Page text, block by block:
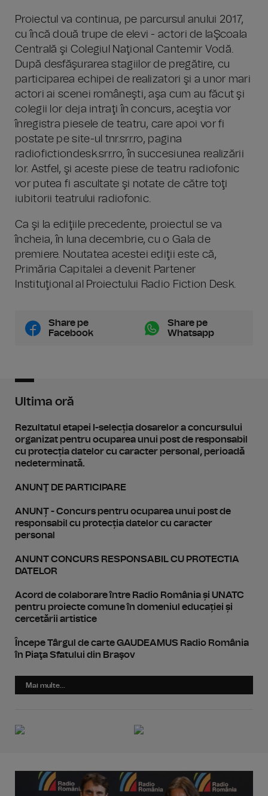
Proiectul va continua, pe parcursul anului 2017,
cu încă două trupe de elevi - actori de laŞcoala
Centrală şi Colegiul Naţional Cantemir Vodă.
După desfăşurarea stagiilor de pregătire, cu
participarea echipei de realizatori şi a unor mari
actori ai scenei româneşti, aşa cum au făcut şi
colegii lor deja intraţi în concurs, aceştia vor
înregistra piesele de teatru, care apoi vor fi
postate pe site-ul tnr.srr.ro, pagina
radiofictiondesk.srr.ro, în succesiunea realizării
lor. Astfel, şi aceste piese de teatru radiofonic
vor putea fi ascultate şi notate de către toţi
iubitorii teatrului radiofonic.
Ca şi la ediţiile precedente, proiectul se va
încheia, în luna decembrie, cu o Gala de
premiere. Noutatea acestei ediţii este că,
Primăria Capitalei a devenit Partener
Instituţional al Proiectului Radio Fiction Desk.
Share pe
Facebook
Share pe
Whatsapp
Ultima oră
Rezultatul etapei I-selecția dosarelor a concursului
organizat pentru ocuparea unui post de responsabil
cu protecția datelor cu caracter personal, perioadă
nedeterminată.
ANUNŢ DE PARTICIPARE
ANUNȚ - Concurs pentru ocuparea unui post de
responsabil cu protecția datelor cu caracter
personal
ANUNT CONCURS RESPONSABIL CU PROTECTIA
DATELOR
Acord de colaborare între Radio România și UNATC
pentru proiecte comune în domeniul educației și
cercetării artistice
Începe Târgul de carte GAUDEAMUS Radio România
în Piaţa Sfatului din Braşov
Mai multe...